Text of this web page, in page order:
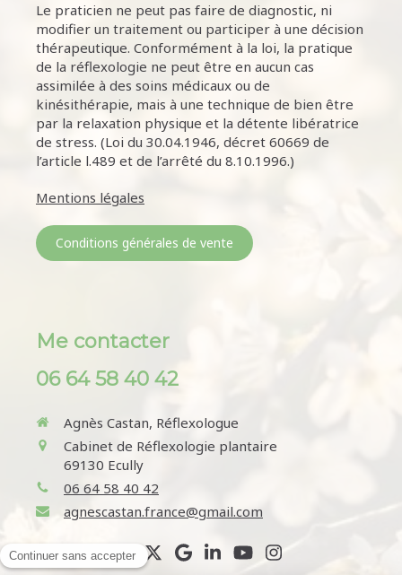
Le praticien ne peut pas faire de diagnostic, ni
modifier un traitement ou participer à une décision
thérapeutique. Conformément à la loi, la pratique
de la réflexologie ne peut être en aucun cas
assimilée à des soins médicaux ou de
kinésithérapie, mais à une technique de bien être
par la relaxation physique et la détente libératrice
de stress. (Loi du 30.04.1946, décret 60669 de
l’article l.489 et de l’arrêté du 8.10.1996.)
Mentions légales
Conditions générales de vente
Me contacter
06 64 58 40 42
Agnès Castan, Réflexologue
Cabinet de Réflexologie plantaire
69130 Ecully
06 64 58 40 42
agnescastan.france@gmail.com